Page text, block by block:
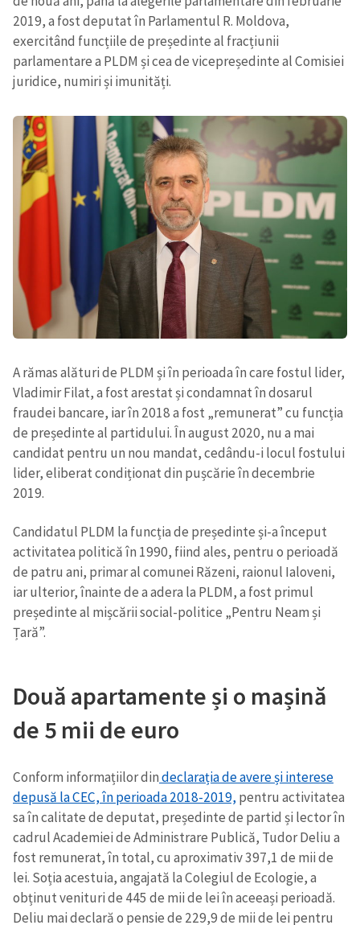
2019, a fost deputat în Parlamentul R. Moldova,
exercitând funcțiile de președinte al fracțiunii
parlamentare a PLDM și cea de vicepreședinte al Comisiei
juridice, numiri și imunități.
A rămas alături de PLDM și în perioada în care fostul lider,
Vladimir Filat, a fost arestat și condamnat în dosarul
fraudei bancare, iar în 2018 a fost „remunerat” cu funcția
de președinte al partidului. În august 2020, nu a mai
candidat pentru un nou mandat, cedându-i locul fostului
lider, eliberat condiționat din pușcărie în decembrie
2019.
Candidatul PLDM la funcția de președinte și-a început
activitatea politică în 1990, fiind ales, pentru o perioadă
de patru ani, primar al comunei Răzeni, raionul Ialoveni,
iar ulterior, înainte de a adera la PLDM, a fost primul
președinte al mișcării social-politice „Pentru Neam și
Țară”.
Două apartamente și o mașină
de 5 mii de euro
Conform informațiilor dindeclarația de avere și interese
depusă la CEC, în perioada 2018-2019,pentru activitatea
sa în calitate de deputat, președinte de partid și lector în
cadrul Academiei de Administrare Publică, Tudor Deliu a
fost remunerat, în total, cu aproximativ 397,1 de mii de
lei. Soția acestuia, angajată la Colegiul de Ecologie, a
obținut venituri de 445 de mii de lei în aceeași perioadă.
Deliu mai declară o pensie de 229,9 de mii de lei pentru
CONTACT SURSĂ
Sursă anonimă
Email+ Emailul meu
Telefon+ Telefon personal
Am citit și sunt de
acord cupolitica de
confidențialitate
TRIMITE ȘTIREA